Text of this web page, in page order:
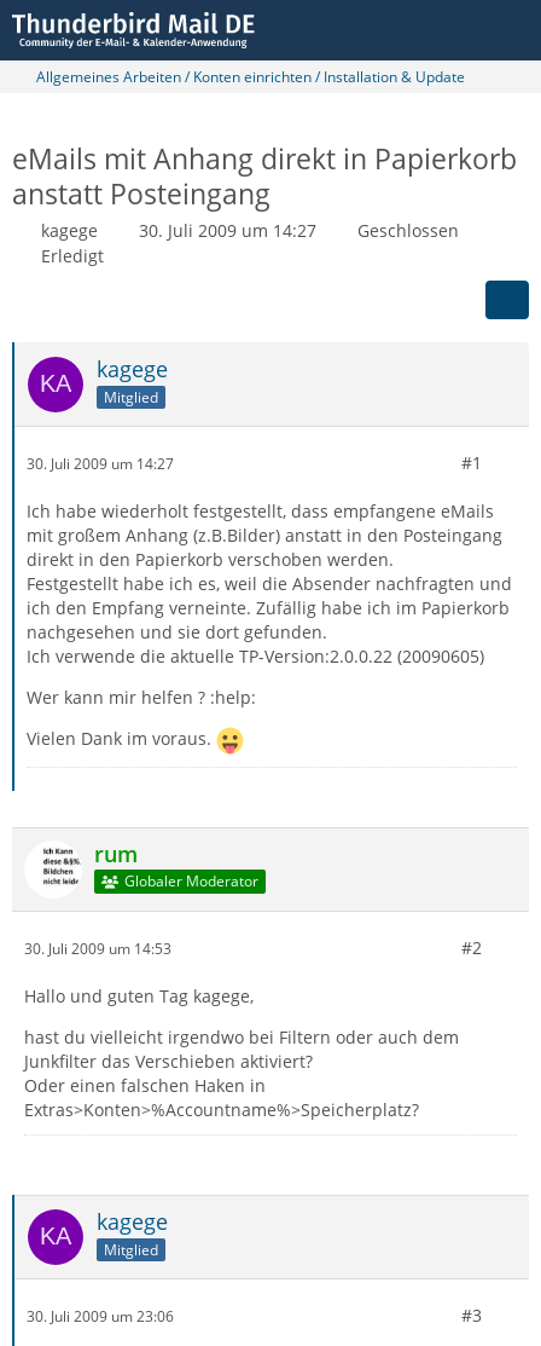
Allgemeines Arbeiten / Konten einrichten / Installation & Update
eMails mit Anhang direkt in Papierkorb
anstatt Posteingang
kagege 30. Juli 2009 um 14:27
Geschlossen
Erledigt
kagege
Mitglied
30. Juli 2009 um 14:27 #1
Ich habe wiederholt festgestellt, dass empfangene eMails
mit großem Anhang (z.B.Bilder) anstatt in den Posteingang
direkt in den Papierkorb verschoben werden.
Festgestellt habe ich es, weil die Absender nachfragten und
ich den Empfang verneinte. Zufällig habe ich im Papierkorb
nachgesehen und sie dort gefunden.
Ich verwende die aktuelle TP-Version:2.0.0.22 (20090605)
Wer kann mir helfen ? :help:
Vielen Dank im voraus.
rum
Globaler Moderator
30. Juli 2009 um 14:53 #2
Hallo und guten Tag kagege,
hast du vielleicht irgendwo bei Filtern oder auch dem
Junkfilter das Verschieben aktiviert?
Oder einen falschen Haken in
Extras>Konten>%Accountname%>Speicherplatz?
kagege
Mitglied
30. Juli 2009 um 23:06 #3